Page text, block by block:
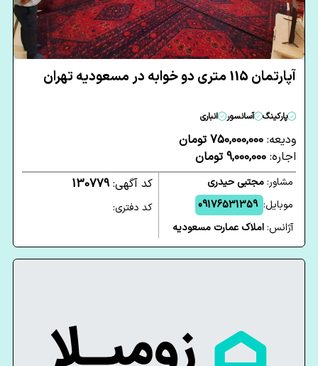
آپارتمان 115 متری دو خوابه در مسعودیه تهران
پارکینگ آسانسور انباری
ودیعه: 750,000,000 تومان
اجاره: 9,000,000 تومان
مشاور:مجتبی حیدری
موبایل: 09176531359
آژانس:املاک عمارت مسعودیه
کد آگهی:130779
کد دفتری: